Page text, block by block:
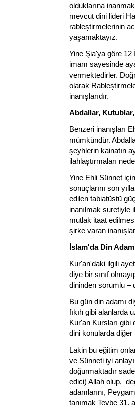
olduklarına
mevcut dini lideri
rableştirmelerinin
yaşamaktayız.
Yine Şia'ya göre 12
imam sayesinde
vermektedirler.
olarak
inanışlarıdır.
Abdallar,
Benzeri inanışları
mümkündür.
şeyhlerin kainatın
ilahlaştırmaları
Yine Ehli Sünnet
sonuçlarını son
edilen tabiatüstü
inanılmak suretiyle
mutlak itaat
şirke varan
İslam'da Din
Kur'an'daki ilgili
diye bir sınıf
dininden sorumlu –
Bu gün din adamı
fıkıh gibi alanlarda
Kur'an Kursları
dini konularda diğer
Lakin bu eğitim
ve Sünneti iyi
doğurmaktadır
edici) Allah olup,
adamlarını,
tanımak Tevbe 31.